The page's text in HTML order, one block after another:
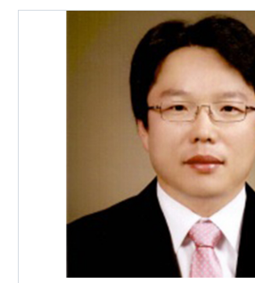
이동을 규명했다”며 “이를 이용해 한 층 진
리소그래피를 선보였다는 데 의의가 있다”
KAIST의 엔드-런(End-Run) 프로그램의
□ 그림 설명 그림1. 새로운 형태의 임프린
복잡한 구조체를 제작한 데이터 ​
존재했다. 그러나 이 방식은 복잡한 설계과
염기서열이 조절된 값비싼 DNA를 이용해
연구팀은 연어에서 추출한 DNA 물질을 이
이상 저렴한 비용으로 잘 정렬된 지그재그
구현했다. 연구팀은 화장품 가게에서 구매
연어에서 추출한 DNA를 물감처럼 이용해
방향으로 문질렀다. 수 센티미터 크기의 붓
나노미터인 DNA 분자들을 붓질 방향으로
얇게 퍼진 진한 상태의 DNA 필름이 공기 중
때 기판의 바닥에서 잡아주는 힘 때문에 팽
팽창력은 DNA의 탄성력과 상호작용해 일
분자에 파도모양의 기복이 생기면서 일정한
형성된다. 형성된 DNA 지그재그 패턴은 생
저렴한 DNA를 사용했기 때문에 그 내부정
조절되지 않았지만, DNA 물질의 구조적 정